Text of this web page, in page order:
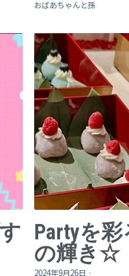
おばあちゃんと孫
Partyを
の輝き☆
2024年9月26日 ·